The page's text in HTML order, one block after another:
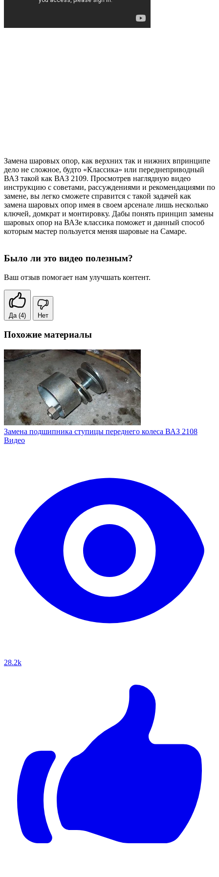
Замена шаровых опор, как верхних так и нижних впринципе
дело не сложное, будто «Классика» или переднеприводный
ВАЗ такой как ВАЗ 2109. Просмотрев наглядную видео
инструкцию с советами, рассуждениями и рекомендациями по
замене, вы легко сможете справится с такой задачей как
замена шаровых опор имея в своем арсенале лишь несколько
ключей, домкрат и монтировку. Дабы понять принцип замены
шаровых опор на ВАЗе классика поможет и данный способ
которым мастер пользуется меняя шаровые на Самаре.
Было ли это видео полезным?
Ваш отзыв помогает нам улучшать контент.
Да (4) Нет
Похожие материалы
Замена подшипника ступицы переднего колеса ВАЗ 2108
Видео
28.2k